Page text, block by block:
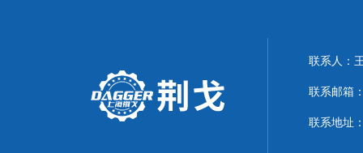
联系人：
联系邮箱
联系地址